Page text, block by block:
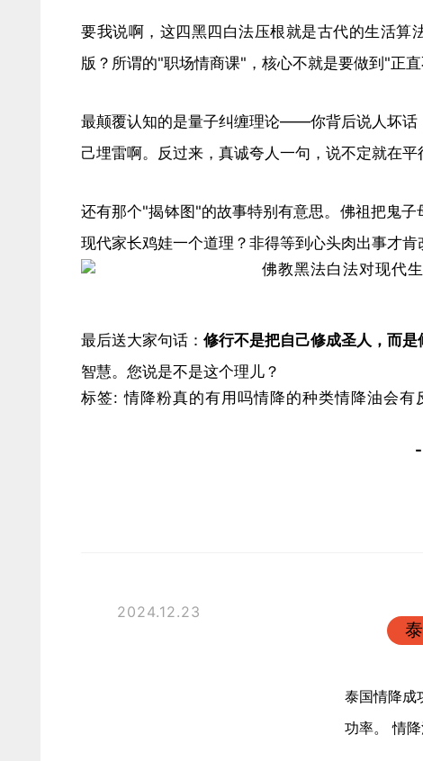
要我说啊，这四黑四白法压根就是古代的生活
版？所谓的"职场情商课"，核心不就是要做到"正直
最颠覆认知的是量子纠缠理论——你背后说人坏话
己埋雷啊。反过来，真诚夸人一句，说不定就在平
还有那个"揭钵图"的故事特别有意思。佛祖把鬼
现代家长鸡娃一个道理？非得等到心头肉出事才肯
最后送大家句话：​修行不是把自己修成圣人，而是
智慧。您说是不是这个理儿？
标签:情降粉真的有用吗情降的种类情降油会有
2024.12.23
泰国情降成
功率。 情